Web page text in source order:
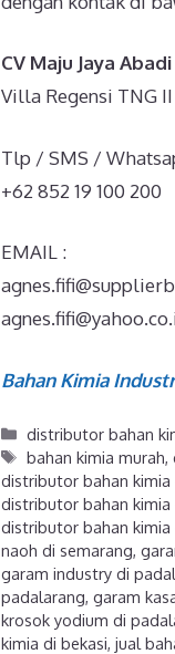
CV Maju Jaya
Villa Regensi TNG
Tlp / SMS /
+62 852 19 100 200
EMAIL :
Bahan Kimia
distributor bahan
bahan kimia murah,
distributor bahan kimia
distributor bahan kimia
distributor bahan
naoh di semarang,
garam industry di
padalarang, garam
krosok yodium di
kimia di bekasi, jual